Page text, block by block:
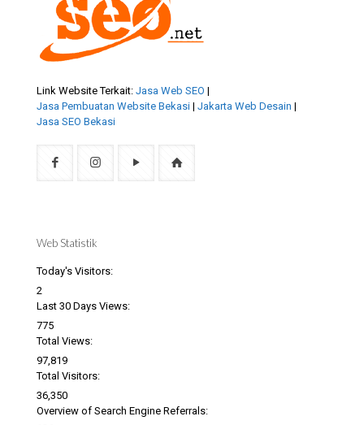
Link Website Terkait: Jasa Web SEO |
Jasa Pembuatan Website Bekasi | Jakarta Web Desain |
Jasa SEO Bekasi
Web Statistik
Today's Visitors:
2
Last 30 Days Views:
775
Total Views:
97,819
Total Visitors:
36,350
Overview of Search Engine Referrals: